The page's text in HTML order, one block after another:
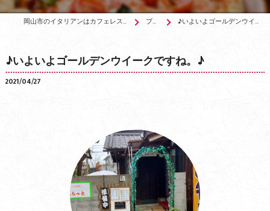
岡山市のイタリアンはカフェレストランふらっと ブログ ♪いよいよゴールデンウイークですね。♪
♪いよいよゴールデンウイークですね。♪
2021/04/27